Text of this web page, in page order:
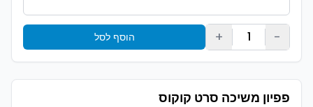
-
1
+ הוסף לסל
פפיון משיכה סרט קוקוס